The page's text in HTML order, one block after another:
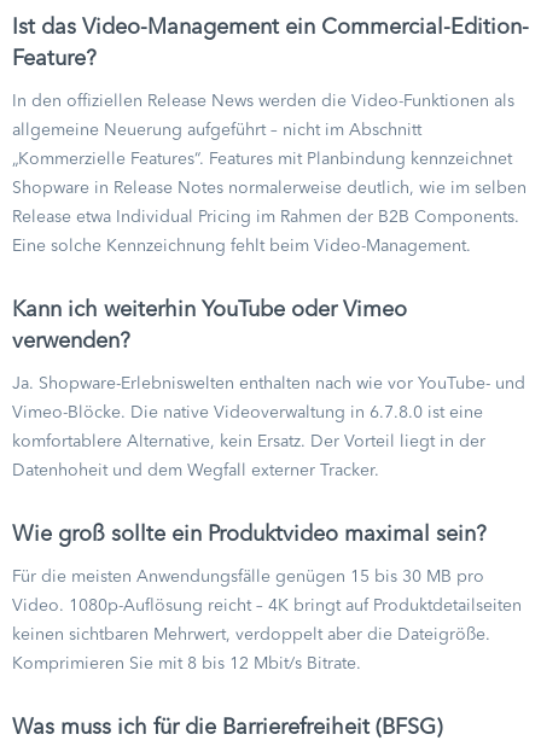
Ist das Video-Management ein Commercial-Edition-
Feature?
In den offiziellen Release News werden die Video-Funktionen als
allgemeine Neuerung aufgeführt – nicht im Abschnitt
„Kommerzielle Features“. Features mit Planbindung kennzeichnet
Shopware in Release Notes normalerweise deutlich, wie im selben
Release etwa Individual Pricing im Rahmen der B2B Components.
Eine solche Kennzeichnung fehlt beim Video-Management.
Kann ich weiterhin YouTube oder Vimeo
verwenden?
Ja. Shopware-Erlebniswelten enthalten nach wie vor YouTube- und
Vimeo-Blöcke. Die native Videoverwaltung in 6.7.8.0 ist eine
komfortablere Alternative, kein Ersatz. Der Vorteil liegt in der
Datenhoheit und dem Wegfall externer Tracker.
Wie groß sollte ein Produktvideo maximal sein?
Für die meisten Anwendungsfälle genügen 15 bis 30 MB pro
Video. 1080p-Auflösung reicht – 4K bringt auf Produktdetailseiten
keinen sichtbaren Mehrwert, verdoppelt aber die Dateigröße.
Komprimieren Sie mit 8 bis 12 Mbit/s Bitrate.
Was muss ich für die Barrierefreiheit (BFSG)